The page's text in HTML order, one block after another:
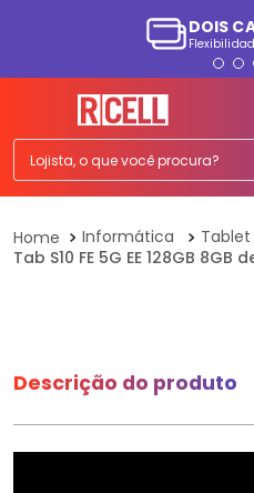
DOIS
Lojista, o que você procura?
Informática Tablet
Tab S10 FE 5G EE 128GB 8GB
Descrição do produto
TERMOS MAIS BUSCADOS
smartphone
2º
ps5
3º
tv
5º
elgin
8
ps4
10º a07